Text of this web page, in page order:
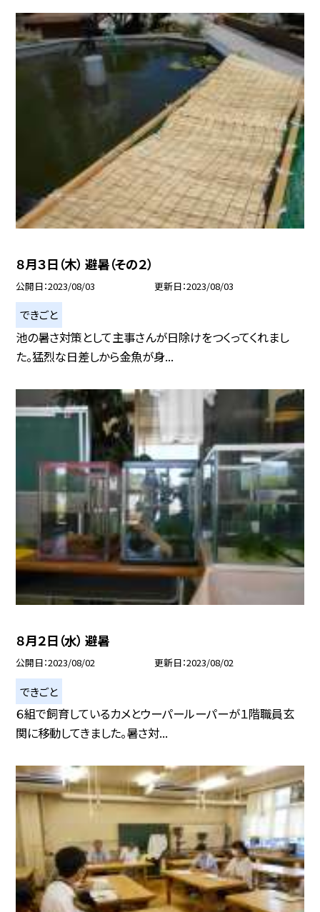
８月３日（木） 避暑（その２）
公開日 2023/08/03 更新日 2023/08/03
できごと
池の暑さ対策として主事さんが日除けをつくってくれまし
た。猛烈な日差しから金魚が身...
８月２日（水） 避暑
公開日 2023/08/02 更新日 2023/08/02
できごと
６組で飼育しているカメとウーパールーパーが１階職員玄
関に移動してきました。暑さ対...